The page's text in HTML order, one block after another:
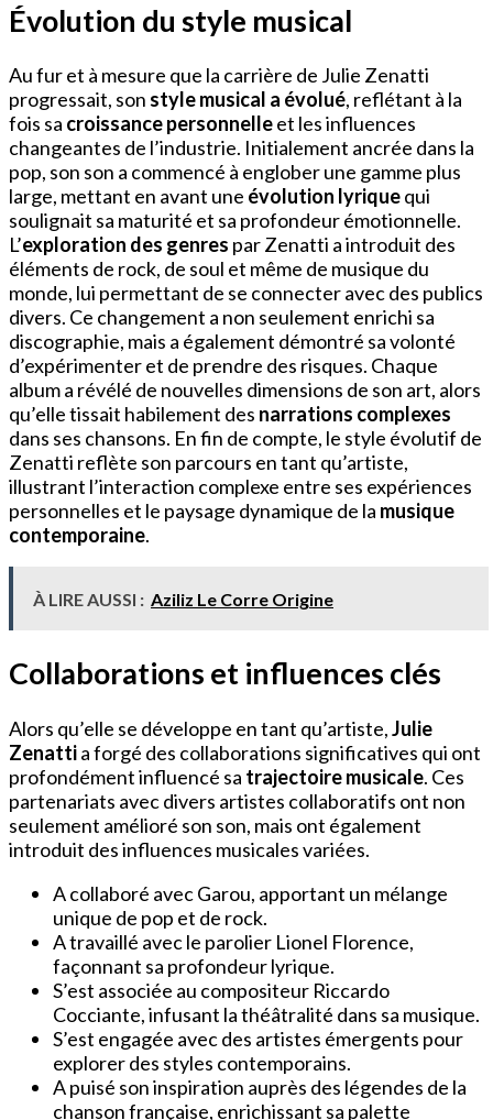
Évolution du style musical
Au fur et à mesure que la carrière de Julie Zenatti
progressait, son style musical a évolué, reflétant à la
fois sa croissance personnelleet les influences
changeantes de l’industrie. Initialement ancrée dans la
pop, son son a commencé à englober une gamme plus
large, mettant en avant une évolution lyriquequi
soulignait sa maturité et sa profondeur émotionnelle.
L’exploration des genres par Zenatti a introduit des
éléments de rock, de soul et même de musique du
monde, lui permettant de se connecter avec des publics
divers. Ce changement a non seulement enrichi sa
discographie, mais a également démontré sa volonté
d’expérimenter et de prendre des risques. Chaque
album a révélé de nouvelles dimensions de son art, alors
qu’elle tissait habilement des narrations complexes
dans ses chansons. En fin de compte, le style évolutif de
Zenatti reflète son parcours en tant qu’artiste,
illustrant l’interaction complexe entre ses expériences
personnelles et le paysage dynamique de la musique
contemporaine.
À LIRE AUSSI : Aziliz Le Corre Origine
Collaborations et influences clés
Alors qu’elle se développe en tant qu’artiste,Julie
Zenattia forgé des collaborations significatives qui ont
profondément influencé sa trajectoire musicale. Ces
partenariats avec divers artistes collaboratifs ont non
seulement amélioré son son, mais ont également
introduit des influences musicales variées.
A collaboré avec Garou, apportant un mélange
unique de pop et de rock.
A travaillé avec le parolier Lionel Florence,
façonnant sa profondeur lyrique.
S’est associée au compositeur Riccardo
Cocciante, infusant la théâtralité dans sa musique.
S’est engagée avec des artistes émergents pour
explorer des styles contemporains.
A puisé son inspiration auprès des légendes de la
chanson française, enrichissant sa palette